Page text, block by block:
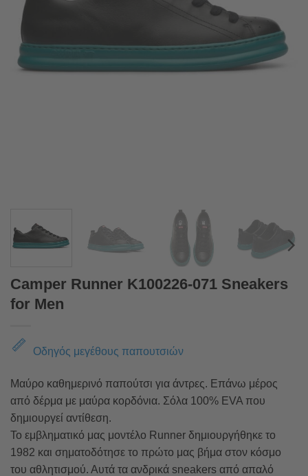
Camper Runner K100226-071 Sneakers
for Men
Οδηγός μεγέθους παπουτσιών
Μαύρο καθημερινό παπούτσι για άντρες. Επάνω μέρος
από δέρμα με μαύρα κορδόνια. Σόλα 100% EVA που
δημιουργεί αντίθεση.
Το εμβληματικό μας μοντέλο Runner δημιουργήθηκε το
1982 και σηματοδότησε το πρώτο μας βήμα στον κόσμο
του αθλητισμού. Αυτά τα ανδρικά sneakers από απαλό